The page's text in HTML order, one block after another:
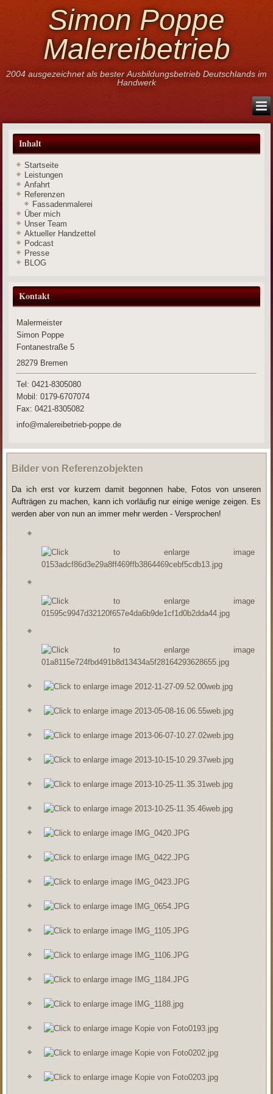
Simon Poppe
Malereibetrieb
2004 ausgezeichnet als bester Ausbildungsbetrieb Deutschlands im
Handwerk
Inhalt
Startseite
Leistungen
Anfahrt
Referenzen
Fassadenmalerei
Über mich
Unser Team
Aktueller Handzettel
Podcast
Presse
BLOG
Kontakt
Malermeister
Simon Poppe
Fontanestraße 5
28279 Bremen
Tel: 0421-8305080
Mobil: 0179-6707074
Fax:0421-8305082
info@malereibetrieb-poppe.de
Bilder von Referenzobjekten
Da ich erst vor kurzem damit begonnen habe, Fotos von unseren
Aufträgen zu machen, kann ich vorläufig nur einige wenige zeigen. Es
werden aber von nun an immer mehr werden - Versprochen!